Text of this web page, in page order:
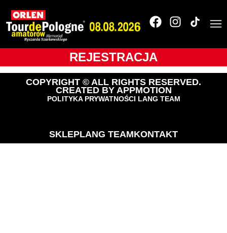
REJESTRACJA
Tour de Pologne
2017
COPYRIGHT © ALL RIGHTS RESERVED.
CREATED BY APPMOTION
POLITYKA PRYWATNOŚCI LANG TEAM
SKLEPLANG TEAMKONTAKT